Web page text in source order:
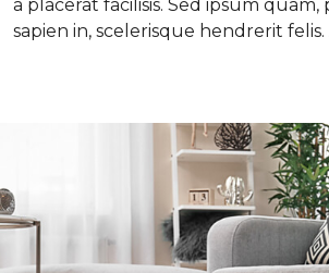
a placerat facilisis. Sed ipsum
sapien in, scelerisque hendrerit felis.